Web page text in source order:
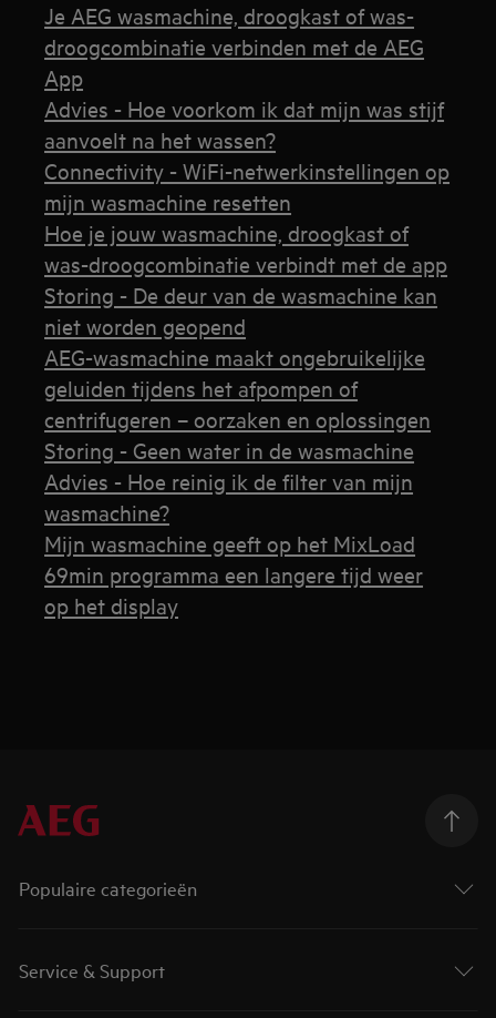
Je AEG wasmachine, droogkast of was-
droogcombinatie verbinden met de AEG
App
Advies - Hoe voorkom ik dat mijn was stijf
aanvoelt na het wassen?
Connectivity - WiFi-netwerkinstellingen op
mijn wasmachine resetten
Hoe je jouw wasmachine, droogkast of
was-droogcombinatie verbindt met de app
Storing - De deur van de wasmachine kan
niet worden geopend
AEG-wasmachine maakt ongebruikelijke
geluiden tijdens het afpompen of
centrifugeren – oorzaken en oplossingen
Storing - Geen water in de wasmachine
Advies - Hoe reinig ik de filter van mijn
wasmachine?
Mijn wasmachine geeft op het MixLoad
69min programma een langere tijd weer
op het display
Populaire categorieën
Service & Support